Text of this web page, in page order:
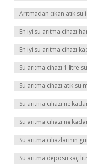
Arıtmadan çıkan atık su
En iyi su arıtma cihazı
En iyi su arıtma cihazı
Su arıtma cihazı 1 litre
Su arıtma cihazı atık su
Su arıtma cihazı ne
Su arıtma cihazı ne
Su arıtma cihazlarının
Su arıtma deposu kaç